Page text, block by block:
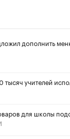
дополнить
тысяч учителей
для школы